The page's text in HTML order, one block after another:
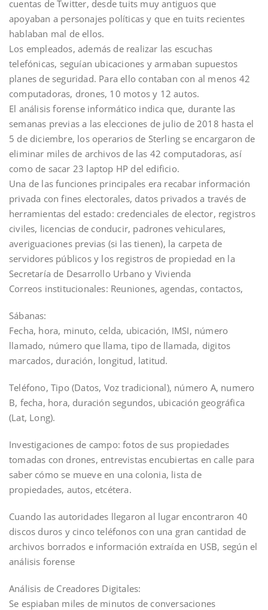
cuentas de Twitter, desde tuits muy antiguos que
apoyaban a personajes políticas y que en tuits recientes
hablaban mal de ellos.
Los empleados, además de realizar las escuchas
telefónicas, seguían ubicaciones y armaban supuestos
planes de seguridad. Para ello contaban con al menos 42
computadoras, drones, 10 motos y 12 autos.
El análisis forense informático indica que, durante las
semanas previas a las elecciones de julio de 2018 hasta el
5 de diciembre, los operarios de Sterling se encargaron de
eliminar miles de archivos de las 42 computadoras, así
como de sacar 23 laptop HP del edificio.
Una de las funciones principales era recabar información
privada con fines electorales, datos privados a través de
herramientas del estado: credenciales de elector, registros
civiles, licencias de conducir, padrones vehiculares,
averiguaciones previas (si las tienen), la carpeta de
servidores públicos y los registros de propiedad en la
Secretaría de Desarrollo Urbano y Vivienda
Correos institucionales: Reuniones, agendas, contactos,
Sábanas:
Fecha, hora, minuto, celda, ubicación, IMSI, número
llamado, número que llama, tipo de llamada, digitos
marcados, duración, longitud, latitud.
Teléfono, Tipo (Datos, Voz tradicional), número A, numero
B, fecha, hora, duración segundos, ubicación geográfica
(Lat, Long).
Investigaciones de campo: fotos de sus propiedades
tomadas con drones, entrevistas encubiertas en calle para
saber cómo se mueve en una colonia, lista de
propiedades, autos, etcétera.
Cuando las autoridades llegaron al lugar encontraron 40
discos duros y cinco teléfonos con una gran cantidad de
archivos borrados e información extraída en USB, según el
análisis forense
Análisis de Creadores Digitales:
Se espiaban miles de minutos de conversaciones